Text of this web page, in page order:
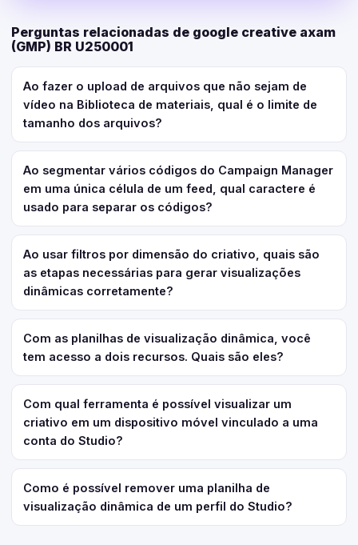
Perguntas relacionadas de google creative axam
(GMP) BR U250001
Ao fazer o upload de arquivos que não sejam de
vídeo na Biblioteca de materiais, qual é o limite de
tamanho dos arquivos?
Ao segmentar vários códigos do Campaign Manager
em uma única célula de um feed, qual caractere é
usado para separar os códigos?
Ao usar filtros por dimensão do criativo, quais são
as etapas necessárias para gerar visualizações
dinâmicas corretamente?
Com as planilhas de visualização dinâmica, você
tem acesso a dois recursos. Quais são eles?
Com qual ferramenta é possível visualizar um
criativo em um dispositivo móvel vinculado a uma
conta do Studio?
Como é possível remover uma planilha de
visualização dinâmica de um perfil do Studio?